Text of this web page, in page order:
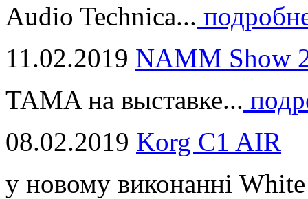
Audio Technica...
11.02.2019 NAMM Show
TAMA на выставке...
08.02.2019 Korg C1 AIR
у новому виконанні